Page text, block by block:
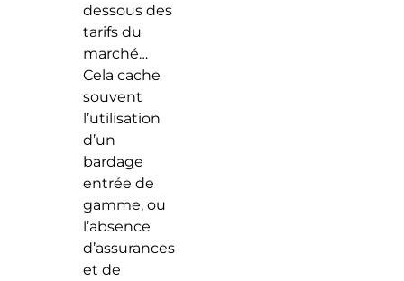
dessous des
tarifs du
marché…
Cela cache
souvent
l’utilisation
d’un
bardage
entrée de
gamme, ou
l’absence
d’assurances
et de